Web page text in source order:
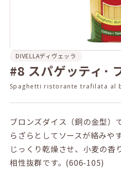
DIVELLAディヴェッラ
#8 スパゲッティ･
Spaghetti ristorante trafilata al
ブロンズダイス（銅の金型）
らざらとしてソースが絡みや
じっくり乾燥させ、小麦の香
相性抜群です。(606-105)